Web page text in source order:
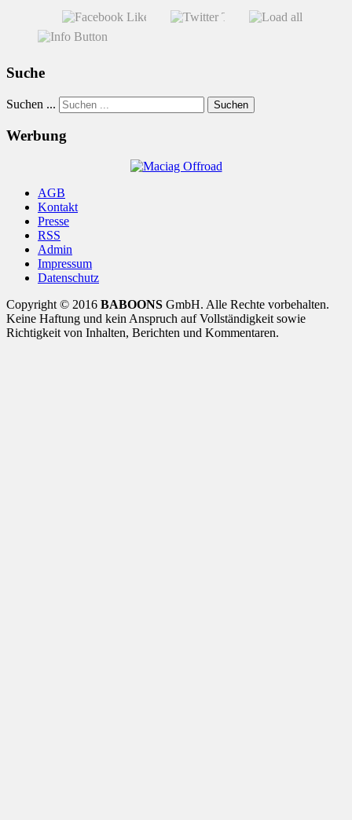
Suche
Suchen ... Suchen
Werbung
AGB
Kontakt
Presse
RSS
Admin
Impressum
Datenschutz
Copyright © 2016 BABOONS GmbH. Alle Rechte vorbehalten.
Keine Haftung und kein Anspruch auf Vollständigkeit sowie
Richtigkeit von Inhalten, Berichten und Kommentaren.